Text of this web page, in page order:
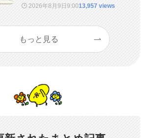
2026年8月9日9:0013,957 views
もっと見る